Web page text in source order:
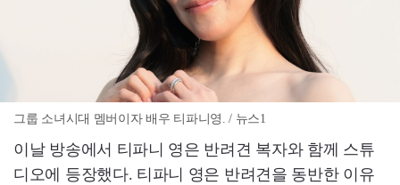
그룹 소녀시대 멤버이자 배우 티파니영. / 뉴스1
이날 방송에서 티파니 영은 반려견 복자와 함께 스튜
디오에 등장했다. 티파니 영은 반려견을 동반한 이유